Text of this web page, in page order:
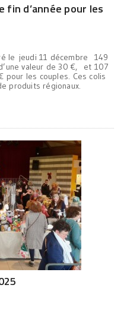
d’année pour les
le jeudi 11 décembre 149
valeur de 30 €, et 107
pour les couples. Ces colis
produits régionaux.